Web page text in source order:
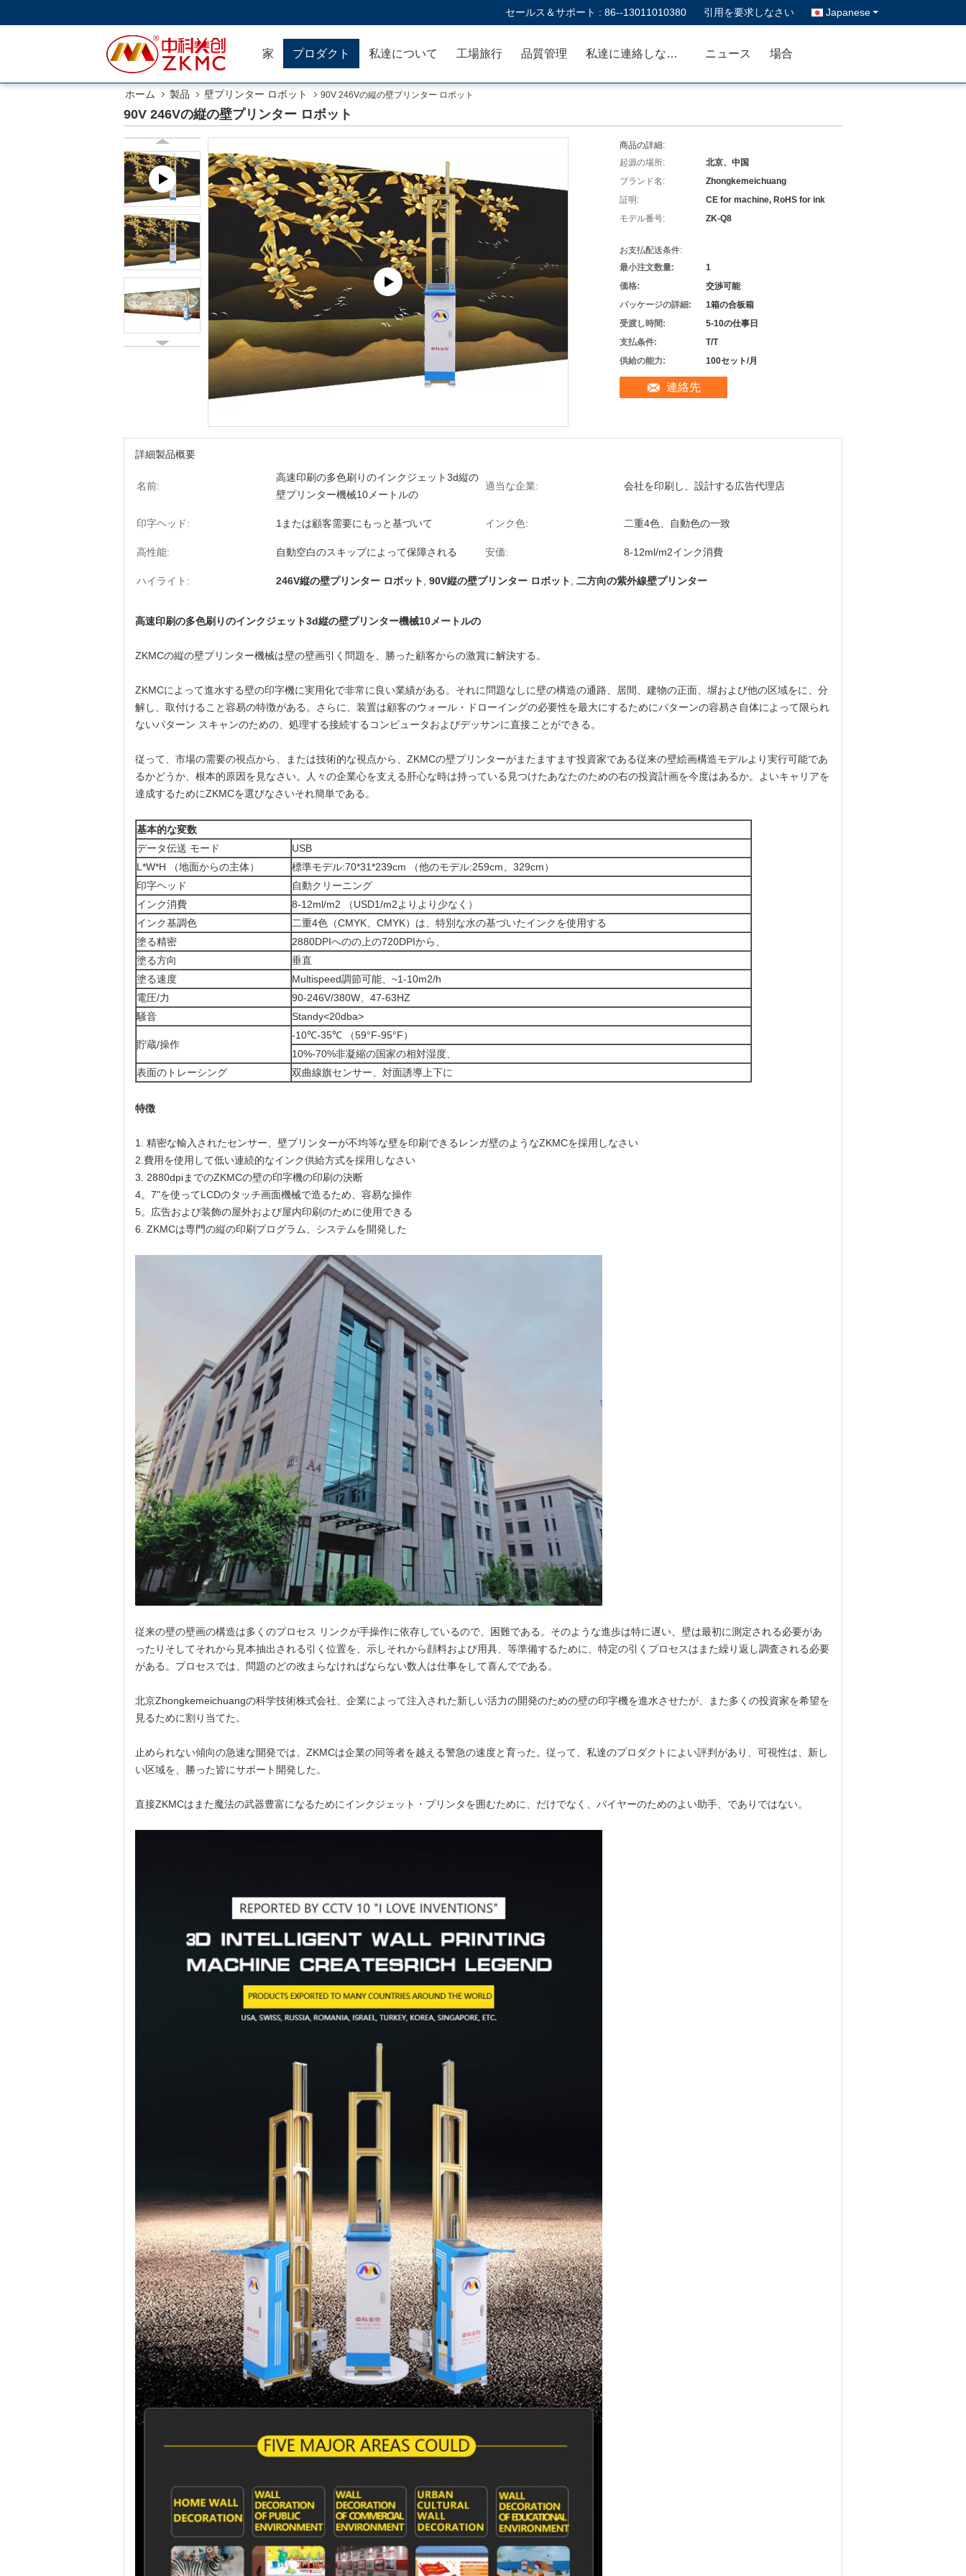
セールス＆サポート : 86--13011010380 引用を要求しなさい Japanese
家 プロダクト 私達について 工場旅行 品質管理 私達に連絡しなさい ニュース 場合
ホーム 製品 壁プリンター ロボット 90V 246Vの縦の壁プリンター ロボット
90V 246Vの縦の壁プリンター ロボット
商品の詳細:
起源の場所:
北京、中国
ブランド名:
Zhongkemeichuang
証明:
CE for machine, RoHS for ink
モデル番号:
ZK-Q8
お支払配送条件:
最小注文数量:
1
価格:
交渉可能
パッケージの詳細:
1箱の合板箱
受渡し時間:
5-10の仕事日
支払条件:
T/T
供給の能力:
100セット/月
連絡先
詳細製品概要
名前:
高速印刷の多色刷りのインクジェット3d縦の
壁プリンター機械10メートルの
適当な企業: 会社を印刷し、設計する広告代理店
印字ヘッド: 1または顧客需要にもっと基づいて インク色: 二重4色、自動色の一致
高性能: 自動空白のスキップによって保障される 安価: 8-12ml/m2インク消費
ハイライト: 246V縦の壁プリンター ロボット 90V縦の壁プリンター ロボット 二方向の紫外線壁プリンター
高速印刷の多色刷りのインクジェット3d縦の壁プリンター機械10メートルの
ZKMCの縦の壁プリンター機械は壁の壁画引く問題を、勝った顧客からの激賞に解決する。
ZKMCによって進水する壁の印字機に実用化で非常に良い業績がある。それに問題なしに壁の構造の通路、居間、建物の正面、塀および他の区域をに、分
解し、取付けること容易の特徴がある。さらに、装置は顧客のウォール・ドローイングの必要性を最大にするためにパターンの容易さ自体によって限られ
ないパターン スキャンのための、処理する接続するコンピュータおよびデッサンに直接ことができる。
従って、市場の需要の視点から、または技術的な視点から、ZKMCの壁プリンターがまたますます投資家である従来の壁絵画構造モデルより実行可能であ
るかどうか、根本的原因を見なさい。人々の企業心を支える肝心な時は持っている見つけたあなたのための右の投資計画を今度はあるか。よいキャリアを
達成するためにZKMCを選びなさいそれ簡単である。
基本的な変数
データ伝送 モード
USB
L*W*H （地面からの主体）
標準モデル:70*31*239cm （他のモデル:259cm、329cm）
印字ヘッド
自動クリーニング
インク消費
8-12ml/m2 （USD1/m2よりより少なく）
インク基調色
二重4色（CMYK、CMYK）は、特別な水の基づいたインクを使用する
塗る精密
2880DPIへのの上の720DPIから、
塗る方向
垂直
塗る速度
Multispeed調節可能、~1-10m2/h
電圧/力
90-246V/380W、47-63HZ
騒音
Standy<20dba>
貯蔵/操作
-10℃-35℃ （59°F-95°F）
10%-70%非凝縮の国家の相対湿度、
表面のトレーシング
双曲線旗センサー、対面誘導上下に
特徴
1. 精密な輸入されたセンサー、壁プリンターが不均等な壁を印刷できるレンガ壁のようなZKMCを採用しなさい
2.費用を使用して低い連続的なインク供給方式を採用しなさい
3. 2880dpiまでのZKMCの壁の印字機の印刷の決断
4。7"を使ってLCDのタッチ画面機械で造るため、容易な操作
5。広告および装飾の屋外および屋内印刷のために使用できる
6. ZKMCは専門の縦の印刷プログラム、システムを開発した
従来の壁の壁画の構造は多くのプロセス リンクが手操作に依存しているので、困難である。そのような進歩は特に遅い、壁は最初に測定される必要があ
ったりそしてそれから見本抽出される引く位置を、示しそれから顔料および用具、等準備するために、特定の引くプロセスはまた繰り返し調査される必要
がある。プロセスでは、問題のどの改まらなければならない数人は仕事をして喜んでである。
北京Zhongkemeichuangの科学技術株式会社、企業によって注入された新しい活力の開発のための壁の印字機を進水させたが、また多くの投資家を希望を
見るために割り当てた。
止められない傾向の急速な開発では、ZKMCは企業の同等者を越える警急の速度と育った。従って、私達のプロダクトによい評判があり、可視性は、新し
い区域を、勝った皆にサポート開発した。
直接ZKMCはまた魔法の武器豊富になるためにインクジェット・プリンタを囲むために、だけでなく、バイヤーのためのよい助手、でありではない。